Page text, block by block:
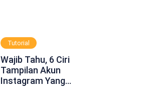
Tutorial
Wajib Tahu, 6 Ciri
Tampilan Akun
Instagram Yang